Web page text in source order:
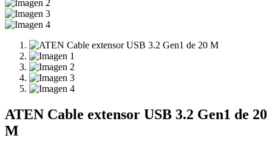
ATEN Cable extensor USB 3.2 Gen1 de 20
M